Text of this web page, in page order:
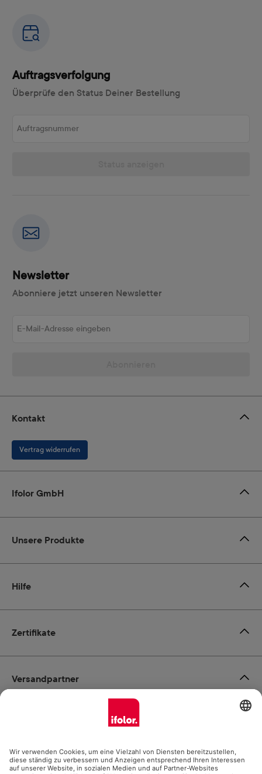
Auftragsverfolgung
Überprüfe den Status Deiner Bestellung
Newsletter
Abonniere jetzt unseren Newsletter
Zertifikate
Kontakt
Vertrag widerrufen
Ifolor GmbH
Unsere Produkte
Hilfe
Zahlungsmöglichkeiten
Versandpartner